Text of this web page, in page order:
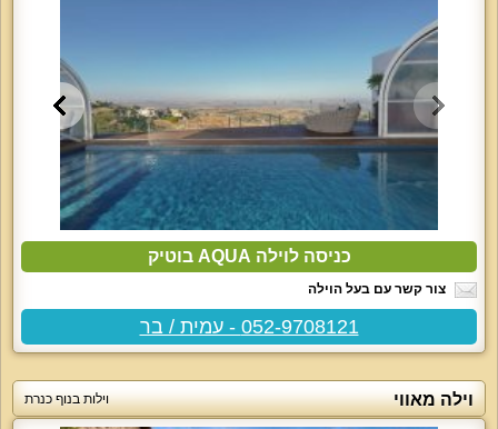
כניסה לוילה AQUA בוטיק
צור קשר עם בעל הוילה
052-9708121 - עמית / בר
וילה מאווי וילות בנוף כנרת